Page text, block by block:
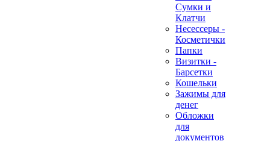
Сумки и
Клатчи
Несессеры -
Косметички
Папки
Визитки -
Барсетки
Кошельки
Зажимы для
денег
Обложки
для
документов